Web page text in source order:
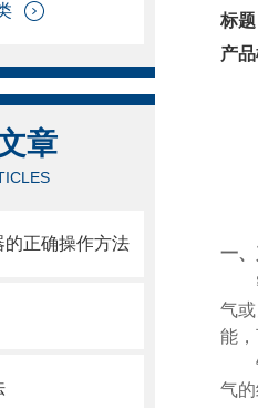
章
正确操作方法
标
产
一、
气
能
气